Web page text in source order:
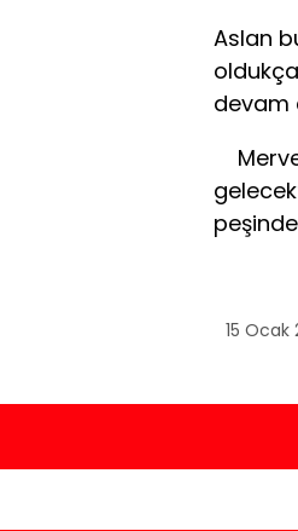
Aslan
devam
15 Ocak